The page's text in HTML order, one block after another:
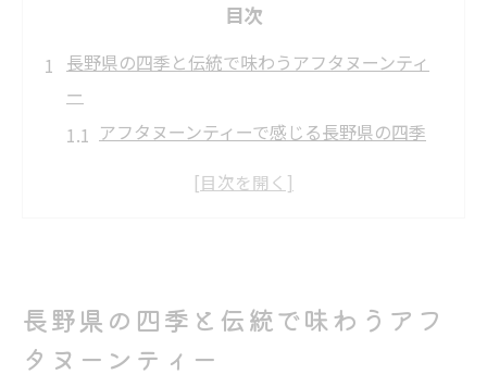
目次
長野県の四季と伝統で味わうアフタヌーンティ
ー
アフタヌーンティーで感じる長野県の四季
伝統とアフタヌーンティーが融合する癒し
季節ごとに変わるアフタヌーンティー体験
とは
長野県の四季と伝統で味わうアフ
タヌーンティー